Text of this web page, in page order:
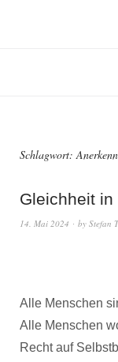
Schlagwort:
Gleichheit
14. Mai 2024 by Stefan
Alle Menschen
Alle Menschen
Recht auf